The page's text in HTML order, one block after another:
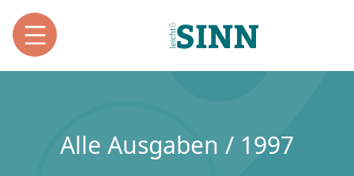
Alle Ausgaben / 1997